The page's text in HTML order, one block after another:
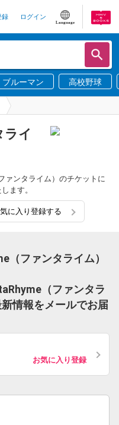
録 ログイン
Language
ブルーマン 高校野球
ライ
ァンタライム）のチケットに
ます。
に入り登録する
（ファンタライム）
（ファンタラ
情報をメールでお届
お気に入り登録